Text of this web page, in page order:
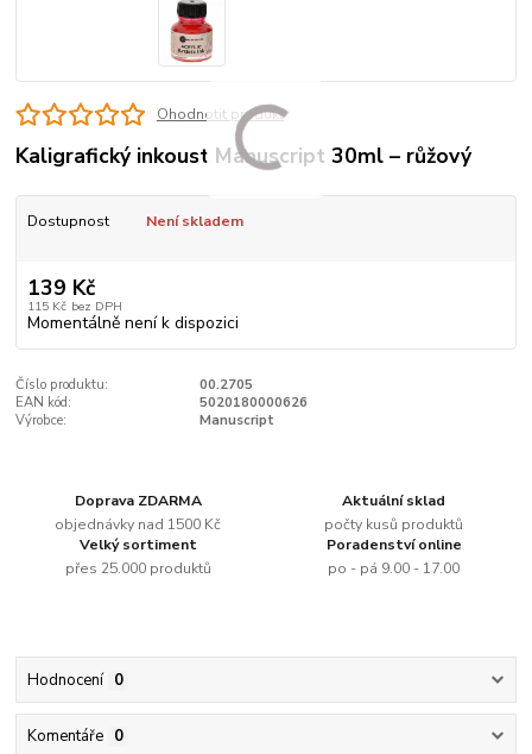
Ohodnotit produkt
Kaligrafický inkoust Manuscript 30ml – růžový
Dostupnost Není skladem
139 Kč
115 Kč bez DPH
Momentálně není k dispozici
Číslo produktu:
00.2705
EAN kód:
5020180000626
Výrobce:
Manuscript
Doprava ZDARMA
objednávky nad 1500 Kč
Aktuální sklad
počty kusů produktů
Velký sortiment
přes 25.000 produktů
Poradenství online
po - pá 9.00 - 17.00
Hodnocení 0
Komentáře 0